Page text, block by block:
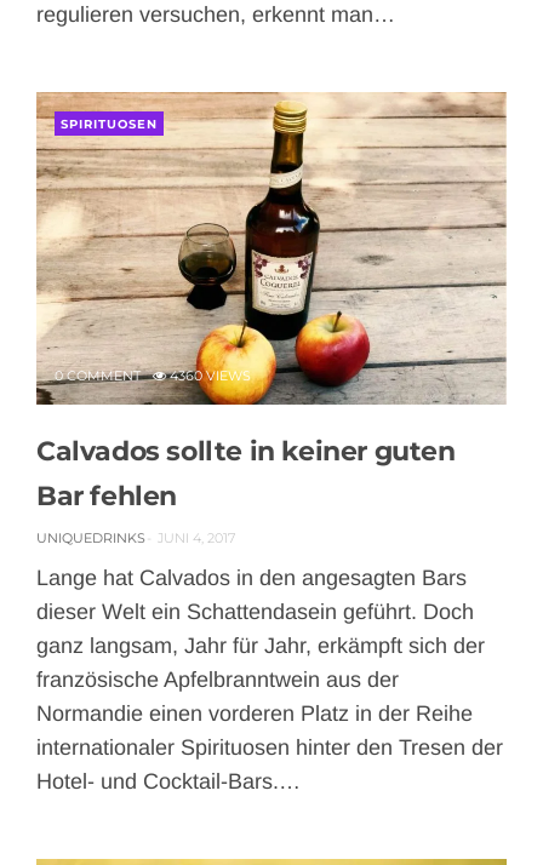
regulieren versuchen, erkennt man…
SPIRITUOSEN
0 COMMENT 4360 VIEWS
Calvados sollte in keiner guten
Bar fehlen
UNIQUEDRINKS JUNI 4, 2017
Lange hat Calvados in den angesagten Bars
dieser Welt ein Schattendasein geführt. Doch
ganz langsam, Jahr für Jahr, erkämpft sich der
französische Apfelbranntwein aus der
Normandie einen vorderen Platz in der Reihe
internationaler Spirituosen hinter den Tresen der
Hotel- und Cocktail-Bars.…